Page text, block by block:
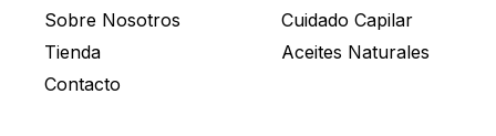
Sobre Nosotros
Tienda
Contacto
Cuidado Capilar
Aceites Naturales